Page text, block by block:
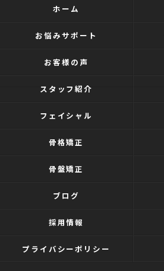
ホーム
お悩みサポート
お客様の声
スタッフ紹介
フェイシャル
骨格矯正
骨盤矯正
ブログ
採用情報
プライバシーポリシー